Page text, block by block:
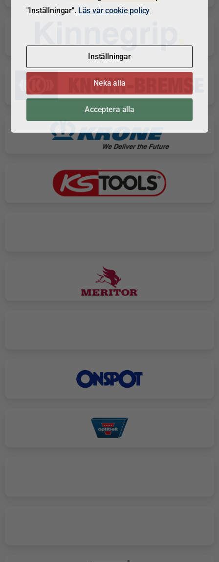
"Inställningar". Läs vår cookie policy
Inställningar
Neka alla
Acceptera alla